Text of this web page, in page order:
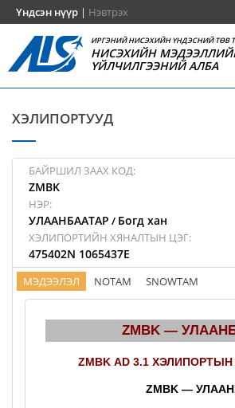
Үндсэн нүүр | Нэвтрэх
ИРГЭНИЙ НИСЭХИЙН ҮНДЭСНИЙ ТӨВ
НИСЭХИЙН
ҮЙЛЧИЛГЭЭНИЙ АЛБА
ХЭЛИПОРТУУД
БАЙРШИЛ ЗААХ КОД:
ZMBK
НЭР:
УЛААНБААТАР / Богд хан
ХЭЛИПОРТИЙН ХЯНАЛТЫН ЦЭГ:
475402N 1065437E
МЭДЭЭЛЭЛ NOTAM SNOWTAM